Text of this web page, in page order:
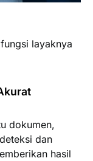
layaknya
dokumen,
dan
hasil